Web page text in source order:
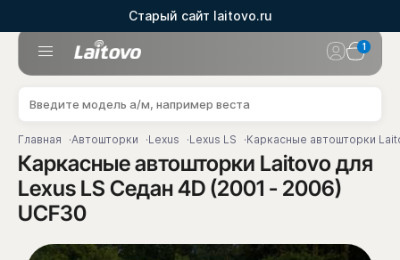
Старый сайт laitovo.ru
1
Главная Автошторки Lexus Lexus LS Каркасные автошторки
Каркасные автошторки Laitovo для
Lexus LS Седан 4D (2001 - 2006)
UCF30